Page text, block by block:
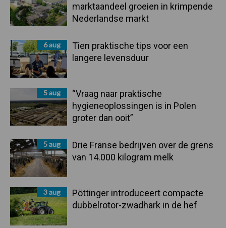
marktaandeel groeien in krimpende
Nederlandse markt
6 aug
Tien praktische tips voor een
langere levensduur
5 aug
“Vraag naar praktische
hygieneoplossingen is in Polen
groter dan ooit”
5 aug
Drie Franse bedrijven over de grens
van 14.000 kilogram melk
3 aug
Pöttinger introduceert compacte
dubbelrotor-zwadhark in de hef